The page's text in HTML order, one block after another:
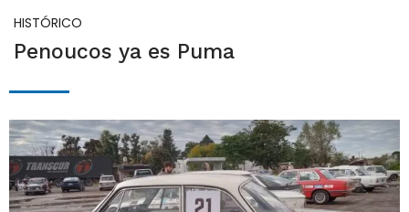
HISTÓRICO
Penoucos ya es Puma